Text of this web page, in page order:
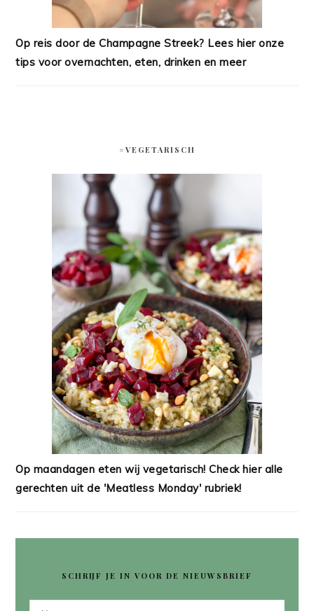
Op reis door de Champagne Streek? Lees hier onze
tips voor overnachten, eten, drinken en meer
#VEGETARISCH
Op maandagen eten wij vegetarisch! Check hier alle
gerechten uit de 'Meatless Monday' rubriek!
SCHRIJF JE IN VOOR DE NIEUWSBRIEF